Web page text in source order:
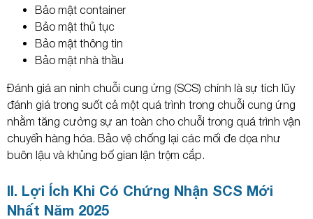
Bảo mật container
Bảo mật thủ tục
Bảo mật thông tin
Bảo mật nhà thầu
Đánh giá an ninh chuỗi cung ứng (SCS) chính là sự tích lũy
đánh giá trong suốt cả một quá trình trong chuỗi cung ứng
nhằm tăng cường sự an toàn cho chuỗi trong quá trình vận
chuyển hàng hóa. Bảo vệ chống lại các mối đe dọa như
buôn lậu và khủng bố gian lận trộm cắp.
II. Lợi Ích Khi Có Chứng Nhận SCS Mới
Nhất Năm 2025